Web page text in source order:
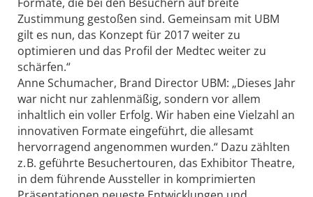
Zustimmung gestoßen sind. Gemeinsam mit UBM
gilt es nun, das Konzept für 2017 weiter zu
optimieren und das Profil der Medtec weiter zu
schärfen.“
Anne Schumacher, Brand Director UBM: „Dieses Jahr
war nicht nur zahlenmäßig, sondern vor allem
inhaltlich ein voller Erfolg. Wir haben eine Vielzahl an
innovativen Formate eingeführt, die allesamt
hervorragend angenommen wurden.“ Dazu zählten
z. B. geführte Besuchertouren, das Exhibitor Theatre,
in dem führende Aussteller in komprimierten